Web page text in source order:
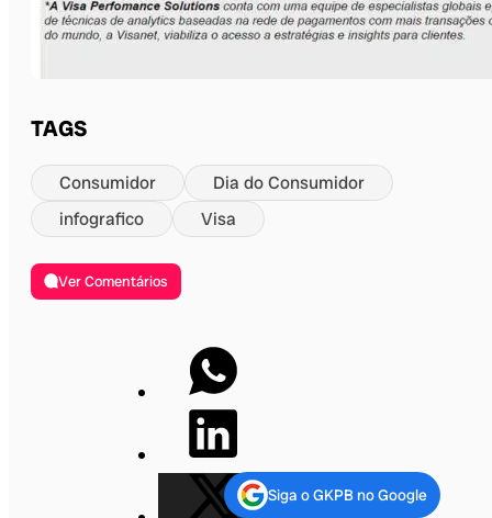
TAGS
Consumidor
Dia do Consumidor
infografico
Visa
Ver Comentários
Siga o GKPB no Google